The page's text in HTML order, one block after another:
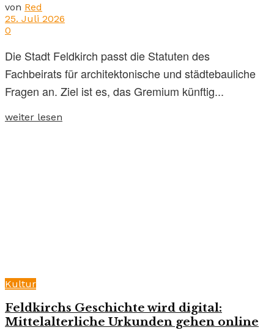
von Red
25. Juli 2026
0
Die Stadt Feldkirch passt die Statuten des
Fachbeirats für architektonische und städtebauliche
Fragen an. Ziel ist es, das Gremium künftig...
weiter lesen
Kultur
Feldkirchs Geschichte wird digital:
Mittelalterliche Urkunden gehen online